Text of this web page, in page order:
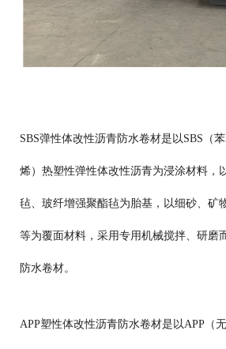
SBS弹性体改性沥青防水卷材是以SBS（
烯）热塑性弹性体改性沥青为浸涂材料，
毡、玻纤增强聚酯毡为胎基，以细砂、矿
等为覆面材料，采用专用机械搅拌、研磨
防水卷材。
APP塑性体改性沥青防水卷材是以 APP （